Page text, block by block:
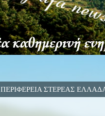
ΠΕΡΙΦΕΡΕΙΑ ΣΤΕΡΕΑΣ